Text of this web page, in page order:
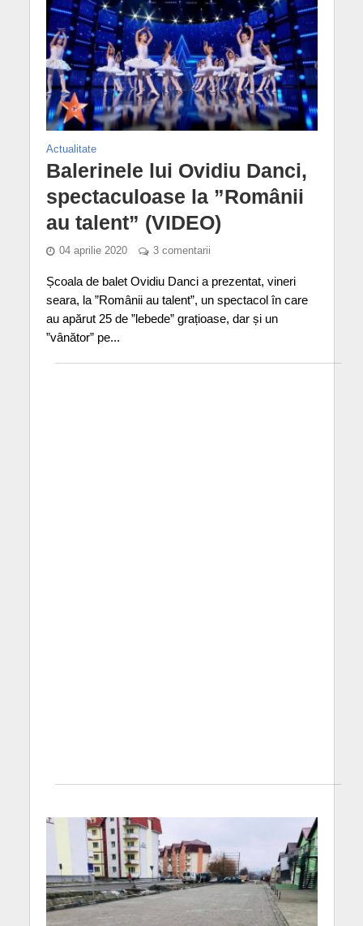
Actualitate
Balerinele lui Ovidiu Danci,
spectaculoase la ”Românii
au talent” (VIDEO)
04 aprilie 2020 3 comentarii
Școala de balet Ovidiu Danci a prezentat, vineri
seara, la ”Românii au talent”, un spectacol în care
au apărut 25 de ”lebede” grațioase, dar și un
”vânător” pe...